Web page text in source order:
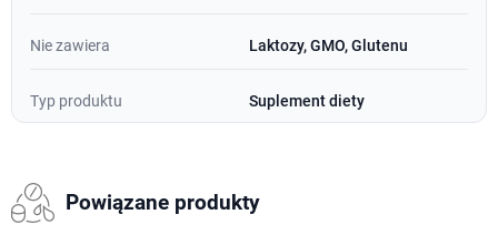
Nie zawiera Laktozy, GMO, Glutenu
Typ produktu Suplement diety
Powiązane produkty